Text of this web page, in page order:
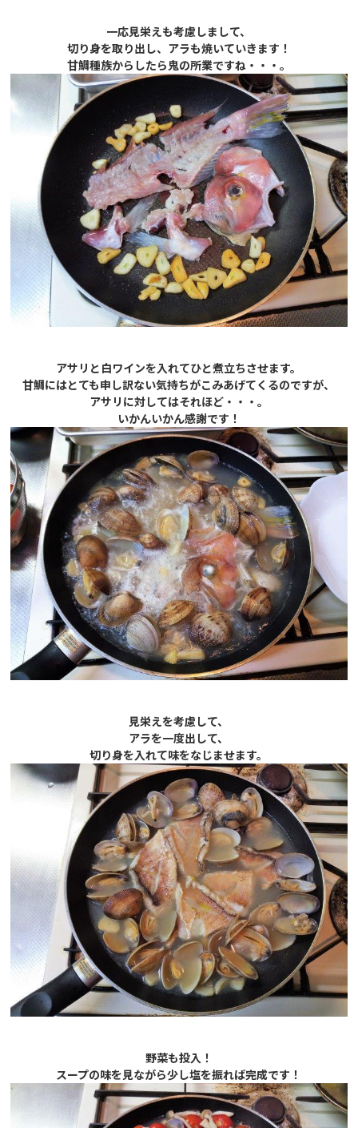
一応見栄えも考慮しまして、
切り身を取り出し、アラも焼いていきます！
甘鯛種族からしたら鬼の所業ですね・・・。
アサリと白ワインを入れてひと煮立ちさせます。
甘鯛にはとても申し訳ない気持ちがこみあげてくるのですが、
アサリに対してはそれほど・・・。
いかんいかん感謝です！
見栄えを考慮して、
アラを一度出して、
切り身を入れて味をなじませます。
野菜も投入！
スープの味を見ながら少し塩を振れば完成です！